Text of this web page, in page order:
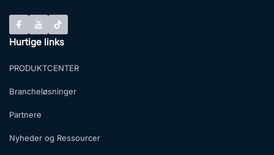
Hurtige links
PRODUKTCENTER
Brancheløsninger
Partnere
Nyheder og Ressourcer